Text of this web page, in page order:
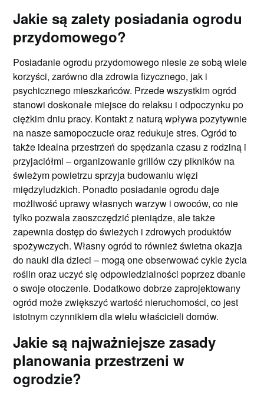
Jakie są zalety posiadania ogrodu
przydomowego?
Posiadanie ogrodu przydomowego niesie ze sobą wiele
korzyści, zarówno dla zdrowia fizycznego, jak i
psychicznego mieszkańców. Przede wszystkim ogród
stanowi doskonałe miejsce do relaksu i odpoczynku po
ciężkim dniu pracy. Kontakt z naturą wpływa pozytywnie
na nasze samopoczucie oraz redukuje stres. Ogród to
także idealna przestrzeń do spędzania czasu z rodziną i
przyjaciółmi – organizowanie grillów czy pikników na
świeżym powietrzu sprzyja budowaniu więzi
międzyludzkich. Ponadto posiadanie ogrodu daje
możliwość uprawy własnych warzyw i owoców, co nie
tylko pozwala zaoszczędzić pieniądze, ale także
zapewnia dostęp do świeżych i zdrowych produktów
spożywczych. Własny ogród to również świetna okazja
do nauki dla dzieci – mogą one obserwować cykle życia
roślin oraz uczyć się odpowiedzialności poprzez dbanie
o swoje otoczenie. Dodatkowo dobrze zaprojektowany
ogród może zwiększyć wartość nieruchomości, co jest
istotnym czynnikiem dla wielu właścicieli domów.
Jakie są najważniejsze zasady
planowania przestrzeni w
ogrodzie?